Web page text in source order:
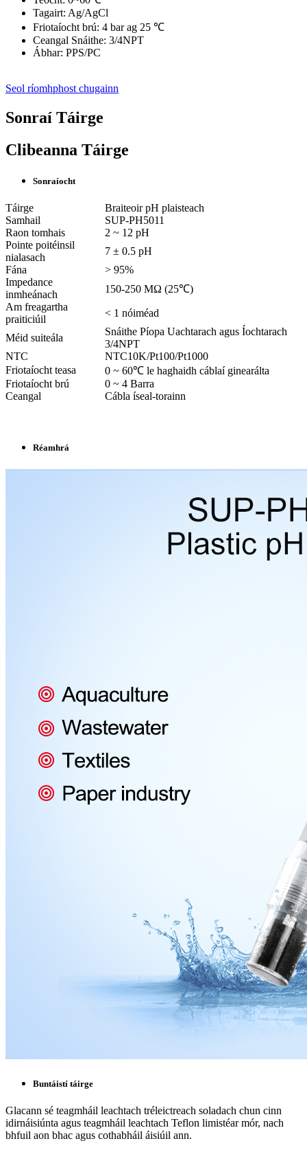
Tagairt: Ag/AgCl
Friotaíocht brú: 4 bar ag 25 ℃
Ceangal Snáithe: 3/4NPT
Ábhar: PPS/PC
Seol ríomhphost chugainn
Sonraí Táirge
Clibeanna Táirge
Sonraíocht
Táirge
Braiteoir pH plaisteach
Samhail
SUP-PH5011
Raon tomhais
2 ~ 12 pH
Pointe poitéinsil
nialasach
7 ± 0.5 pH
Fána
> 95%
Impedance
inmheánach
150-250 MΩ (25℃)
Am freagartha
praiticiúil
< 1 nóiméad
Méid suiteála
Snáithe Píopa Uachtarach agus Íochtarach
3/4NPT
NTC
NTC10K/Pt100/Pt1000
Friotaíocht teasa
0 ~ 60℃ le haghaidh cáblaí ginearálta
Friotaíocht brú
0 ~ 4 Barra
Ceangal
Cábla íseal-torainn
Réamhrá
Buntáistí táirge
Glacann sé teagmháil leachtach tréleictreach soladach chun cinn
idirnáisiúnta agus teagmháil leachtach Teflon limistéar mór, nach
bhfuil aon bhac agus cothabháil áisiúil ann.